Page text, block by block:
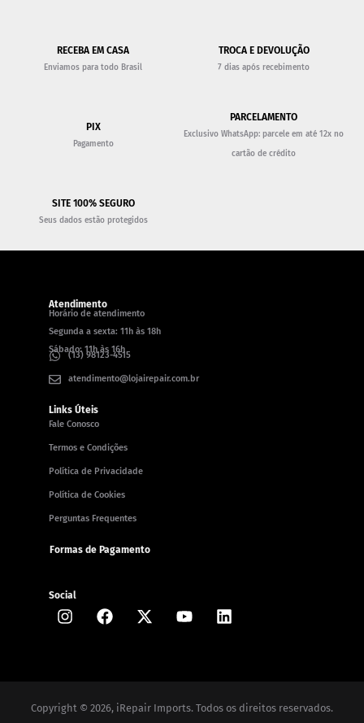
RECEBA EM CASA
Enviamos para todo Brasil
TROCA E DEVOLUÇÃO
7 dias após recebimento
PIX
Pagamento
PARCELAMENTO
Exclusivo WhatsApp: parcele em até 12x no
cartão de crédito
SITE 100% SEGURO
Seus dados estão protegidos
Atendimento
Horário de atendimento
Segunda a sexta: 11h às 18h
Sábado: 11h às 16h
(13) 98123-4515
atendimento@lojairepair.com.br
Links Úteis
Fale Conosco
Termos e Condições
Política de Privacidade
Política de Cookies
Perguntas Frequentes
Formas de Pagamento
Social
Copyright © 2026, iRepair Imports. Todos os direitos reservados.